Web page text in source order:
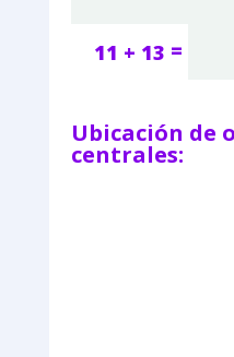
11 + 13 =
Ubicación de
centrales: